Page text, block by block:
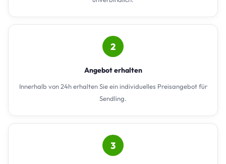
2
Angebot erhalten
Innerhalb von 24h erhalten Sie ein individuelles Preisangebot für
Sendling.
3